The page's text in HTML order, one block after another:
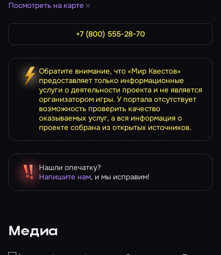
Посмотреть на карте
+7 (800) 555-28-70
Обратите внимание, что «Мир Квестов»
предоставляет только информационные
услуги о деятельности проекта и не является
организатором игры. У портала отсутствует
возможность проверить качество
оказываемых услуг, а вся информация о
проекте собрана из открытых источников.
Нашли опечатку?
Напишите нам, и мы исправим!
Медиа